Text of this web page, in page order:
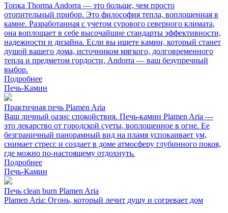
Топка Thorma Andorra — это больше, чем просто
отопительный прибор. Это философия тепла, воплощенная в
камне. Разработанная с учетом сурового северного климата,
она воплощает в себе высочайшие стандарты эффективности,
надежности и дизайна. Если вы ищете камин, который станет
душой вашего дома, источником мягкого, долговременного
тепла и предметом гордости, Andorra — ваш безупречный
выбор.
Подробнее
Печь-Камин
Практичная печь Plamen Aria
Ваш личный оазис спокойствия. Печь-камин Plamen Aria —
это лекарство от городской суеты, воплощенное в огне. Ее
безграничный панорамный вид на пламя успокаивает ум,
снимает стресс и создает в доме атмосферу глубинного покоя,
где можно по-настоящему отдохнуть.
Подробнее
Печь-Камин
Печь clean burn Plamen Aria
Plamen Aria: Огонь, который лечит душу и согревает дом